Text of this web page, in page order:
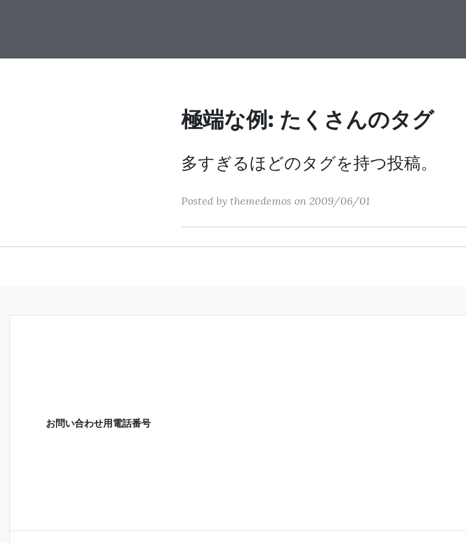
極端な例: たくさんのタグ
多すぎるほどのタグを持つ投稿。
Posted by themedemos on 2009/06/01
お問い合わせ用電話番号